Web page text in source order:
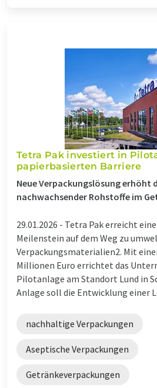
Tetra Pak investiert in
papierbasierten Barriere
Neue Verpackungslösung erhöht
nachwachsender Rohstoffe im
29.01.2026 - Tetra Pak erreicht
Meilenstein auf dem Weg zu
Verpackungsmaterialien2. Mit
Millionen Euro errichtet das
Pilotanlage am Standort Lund in
Anlage soll die Entwicklung einer
nachhaltige Verpackungen
Aseptische Verpackungen
Getränkeverpackungen